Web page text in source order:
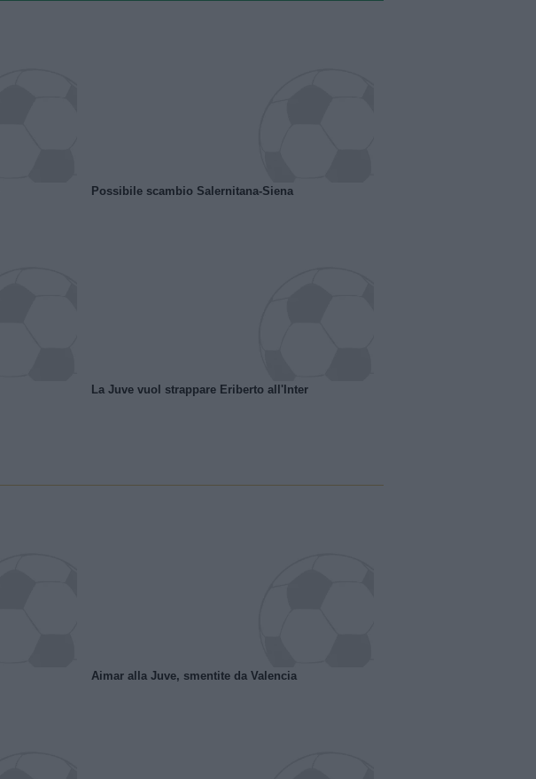
Possibile scambio Salernitana-Siena
La Juve vuol strappare Eriberto all'Inter
Aimar alla Juve, smentite da Valencia